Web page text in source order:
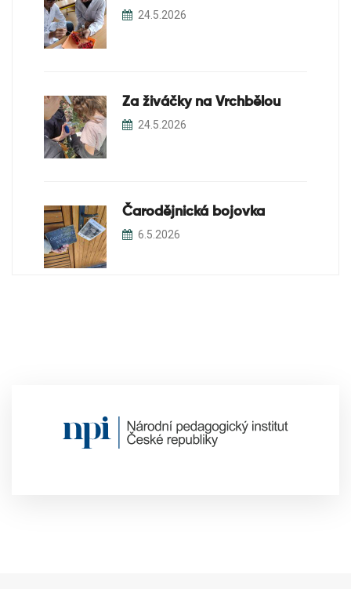
24.5.2026
Za živáčky na Vrchbělou
24.5.2026
Čarodějnická bojovka
6.5.2026